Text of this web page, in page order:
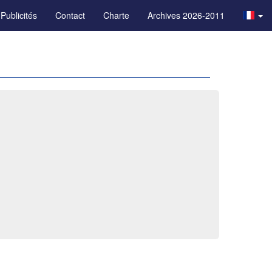
Publicités Contact Charte Archives 2026-2011